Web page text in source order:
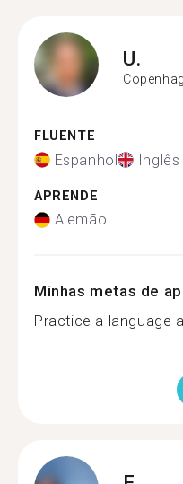
U.
FLUENTE
Espanhol Inglês
APRENDE
Alemão
Minhas metas de
Practice a language